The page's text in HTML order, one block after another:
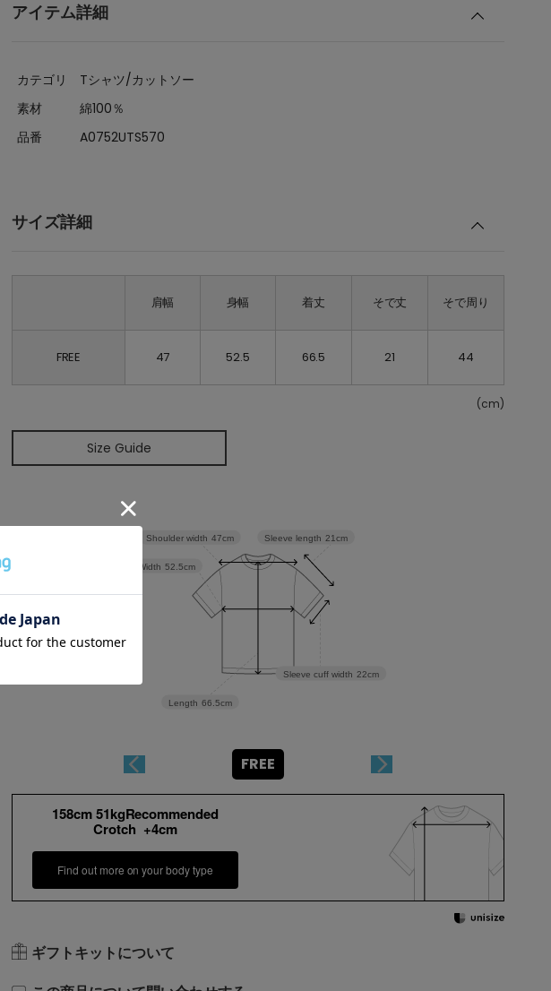
アイテム詳細
カテゴリ
Tシャツ/カットソー
素材
綿100％
品番
A0752UTS570
サイズ詳細
肩幅 身幅 着丈 そで丈 そで周り
FREE 47 52.5 66.5 21 44
(cm)
Size Guide
Sleeve cuff width 22cm
Sleeve length 21cm
Length 66.5cm
Width 52.5cm
Shoulder width 47cm
FREE
158cm 51kgRecommended
Crotch +4cm
Find out more on your body type
ギフトキットについて